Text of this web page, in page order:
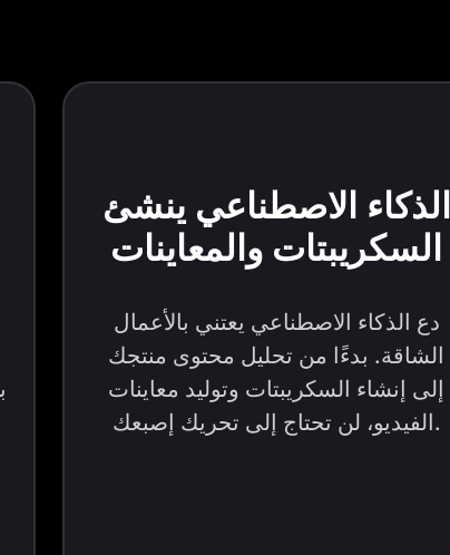
الذكاء الاصطناعي ينشئ
السكريبتات والمعاينات
دع الذكاء الاصطناعي يعتني بالأعمال
الشاقة. بدءًا من تحليل محتوى منتجك
إلى إنشاء السكريبتات وتوليد معاينات
الفيديو، لن تحتاج إلى تحريك إصبعك.